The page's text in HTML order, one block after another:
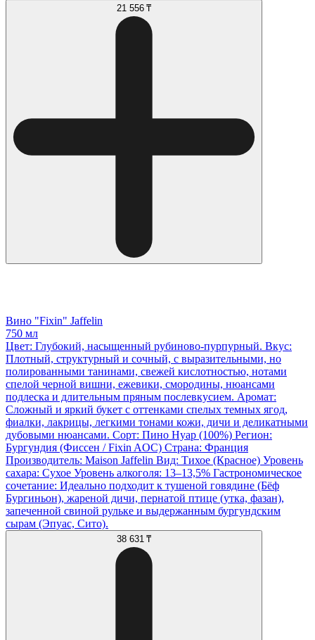
21 556 ₸
Вино "Fixin" Jaffelin
750 мл
Цвет: Глубокий, насыщенный рубиново-пурпурный. Вкус:
Плотный, структурный и сочный, с выразительными, но
полированными танинами, свежей кислотностью, нотами
спелой черной вишни, ежевики, cмородины, нюансами
подлеска и длительным пряным послевкусием. Аромат:
Сложный и яркий букет с оттенками спелых темных ягод,
фиалки, лакрицы, легкими тонами кожи, дичи и деликатными
дубовыми нюансами. Сорт: Пино Нуар (100%) Регион:
Бургундия (Фиссен / Fixin AOC) Страна: Франция
Производитель: Maison Jaffelin Вид: Тихое (Красное) Уровень
сахара: Сухое Уровень алкоголя: 13–13,5% Гастрономическое
сочетание: Идеально подходит к тушеной говядине (Бёф
Бургиньон), жареной дичи, пернатой птице (утка, фазан),
запеченной свиной рульке и выдержанным бургундским
сырам (Эпуас, Сито).
38 631 ₸